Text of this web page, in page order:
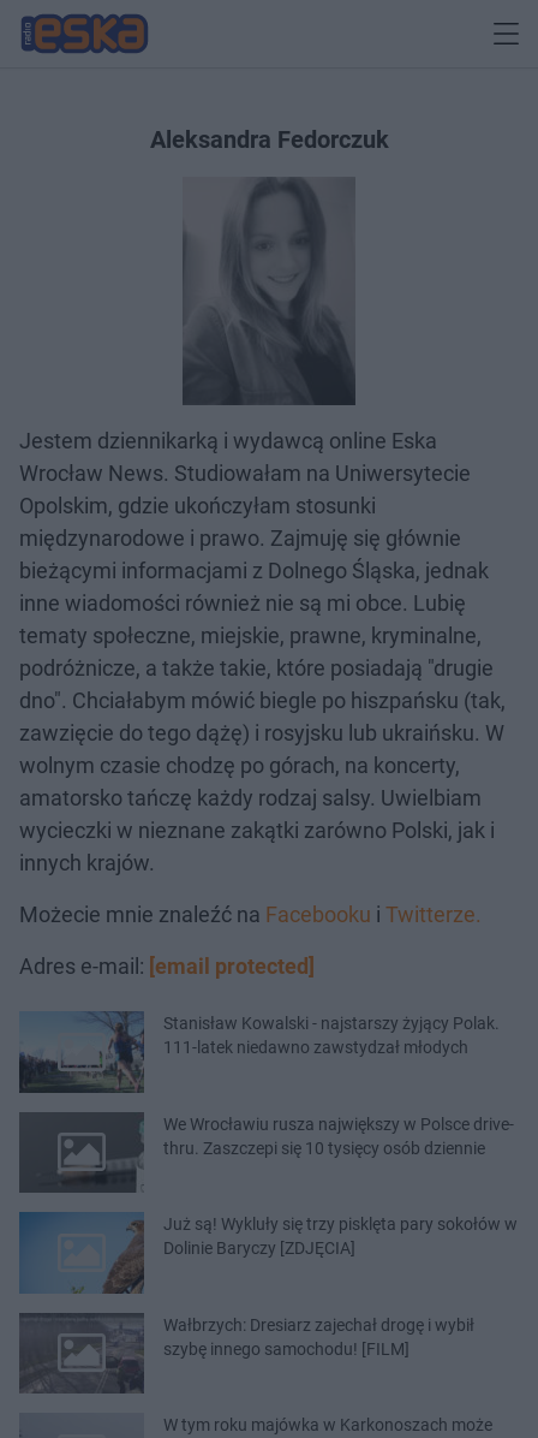
Aleksandra Fedorczuk
Jestem dziennikarką i wydawcą online Eska
Wrocław News. Studiowałam na Uniwersytecie
Opolskim, gdzie ukończyłam stosunki
międzynarodowe i prawo. Zajmuję się głównie
bieżącymi informacjami z Dolnego Śląska, jednak
inne wiadomości również nie są mi obce. Lubię
tematy społeczne, miejskie, prawne, kryminalne,
podróżnicze, a także takie, które posiadają "drugie
dno". Chciałabym mówić biegle po hiszpańsku (tak,
zawzięcie do tego dążę) i rosyjsku lub ukraińsku. W
wolnym czasie chodzę po górach, na koncerty,
amatorsko tańczę każdy rodzaj salsy. Uwielbiam
wycieczki w nieznane zakątki zarówno Polski, jak i
innych krajów.
Możecie mnie znaleźć na Facebooku i Twitterze.
Adres e-mail: [email protected]
Stanisław Kowalski - najstarszy żyjący Polak.
111-latek niedawno zawstydzał młodych
We Wrocławiu rusza największy w Polsce drive-
thru. Zaszczepi się 10 tysięcy osób dziennie
Już są! Wykluły się trzy pisklęta pary sokołów w
Dolinie Baryczy [ZDJĘCIA]
Wałbrzych: Dresiarz zajechał drogę i wybił
szybę innego samochodu! [FILM]
W tym roku majówka w Karkonoszach może